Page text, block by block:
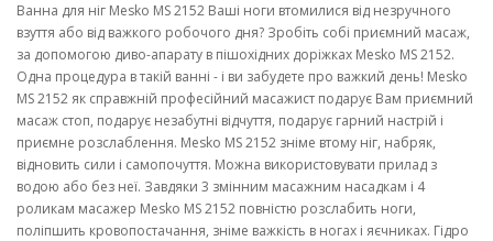
Ванна для ніг Mesko MS 2152 Ваші ноги втомилися від незручного
взуття або від важкого робочого дня? Зробіть собі приємний масаж,
за допомогою диво-апарату в пішохідних доріжках Mesko MS 2152.
Одна процедура в такій ванні - і ви забудете про важкий день! Mesko
MS 2152 як справжній професійний масажист подарує Вам приємний
масаж стоп, подарує незабутні відчуття, подарує гарний настрій і
приємне розслаблення. Mesko MS 2152 зніме втому ніг, набряк,
відновить сили і самопочуття. Можна використовувати прилад з
водою або без неї. Завдяки 3 змінним масажним насадкам і 4
роликам масажер Mesko MS 2152 повністю розслабить ноги,
поліпшить кровопостачання, зніме важкість в ногах і яєчниках. Гідро